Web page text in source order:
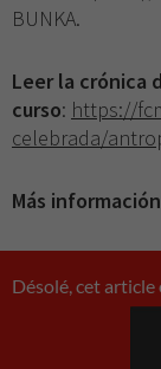
BUNKA.
Leer la crónica
curso: https://
celebrada/
Más
Désolé, cet